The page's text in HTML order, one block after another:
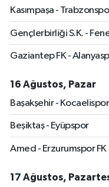
Kasımpaşa -
Gençlerbirliği S.K. -
Gaziantep FK -
16 Ağustos, Pazar
Başakşehir - Kocaelispor
Beşiktaş - Eyüpspor
Amed - Erzurumspor FK
17 Ağustos,